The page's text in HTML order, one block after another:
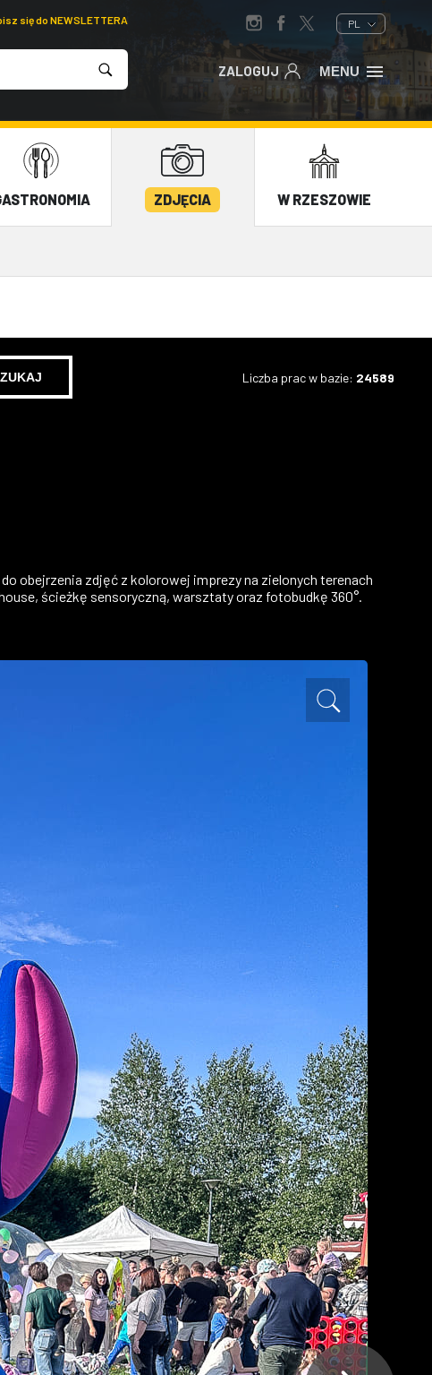
się do NEWSLETTERA PL
ZALOGUJ MENU
ZDJĘCIA W RZESZOWIE
Liczba prac w bazie: 24589
obejrzenia zdjęć z kolorowej imprezy na zielonych terenach
ścieżkę sensoryczną, warsztaty oraz fotobudkę 360°.